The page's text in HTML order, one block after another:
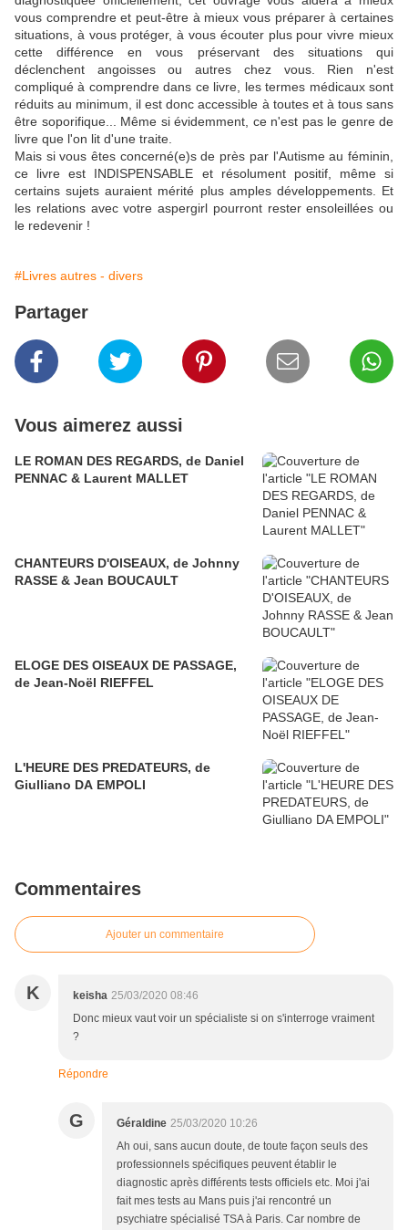
vous comprendre et peut-être à mieux vous préparer à certaines
situations, à vous protéger, à vous écouter plus pour vivre mieux
cette différence en vous préservant des situations qui
déclenchent angoisses ou autres chez vous. Rien n'est
compliqué à comprendre dans ce livre, les termes médicaux sont
réduits au minimum, il est donc accessible à toutes et à tous sans
être soporifique... Même si évidemment, ce n'est pas le genre de
livre que l'on lit d'une traite.
Mais si vous êtes concerné(e)s de près par l'Autisme au féminin,
ce livre est INDISPENSABLE et résolument positif, même si
certains sujets auraient mérité plus amples développements. Et
les relations avec votre aspergirl pourront rester ensoleillées ou
le redevenir !
#Livres autres - divers
Partager
Vous aimerez aussi
LE ROMAN DES REGARDS, de Daniel
PENNAC & Laurent MALLET
CHANTEURS D'OISEAUX, de Johnny
RASSE & Jean BOUCAULT
ELOGE DES OISEAUX DE PASSAGE,
de Jean-Noël RIEFFEL
L'HEURE DES PREDATEURS, de
Giulliano DA EMPOLI
Commentaires
Ajouter un commentaire
K keisha 25/03/2020 08:46
Donc mieux vaut voir un spécialiste si on s'interroge vraiment
?
Répondre
G Géraldine 25/03/2020 10:26
Ah oui, sans aucun doute, de toute façon seuls des
professionnels spécifiques peuvent établir le
diagnostic après différents tests officiels etc. Moi j'ai
fait mes tests au Mans puis j'ai rencontré un
psychiatre spécialisé TSA à Paris. Car nombre de